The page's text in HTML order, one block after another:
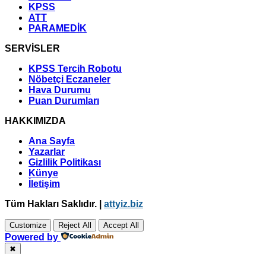
KPSS
ATT
PARAMEDİK
SERVİSLER
KPSS Tercih Robotu
Nöbetçi Eczaneler
Hava Durumu
Puan Durumları
HAKKIMIZDA
Ana Sayfa
Yazarlar
Gizlilik Politikası
Künye
İletişim
Tüm Hakları Saklıdır. | attyiz.biz
Customize Reject All Accept All
Powered by
✖